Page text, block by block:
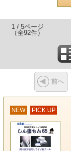
1 / 5ページ
（全92件）
前へ
NEW PICK UP